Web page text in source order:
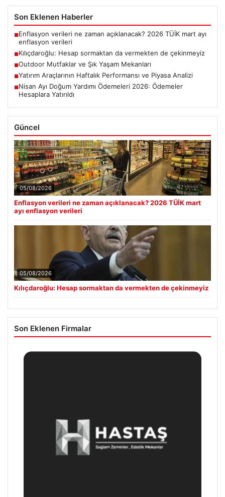
Son Eklenen Haberler
■Enflasyon verileri ne zaman açıklanacak? 2026 TÜİK mart ayı
enflasyon verileri
■Kılıçdaroğlu: Hesap sormaktan da vermekten de çekinmeyiz
■Outdoor Mutfaklar ve Şık Yaşam Mekanları
■Yatırım Araçlarının Haftalık Performansı ve Piyasa Analizi
■Nisan Ayı Doğum Yardımı Ödemeleri 2026: Ödemeler
Hesaplara Yatırıldı
Güncel
05/08/2026
Enflasyon verileri ne zaman açıklanacak? 2026 TÜİK mart
ayı enflasyon verileri
05/08/2026
Kılıçdaroğlu: Hesap sormaktan da vermekten de çekinmeyiz
Son Eklenen Firmalar